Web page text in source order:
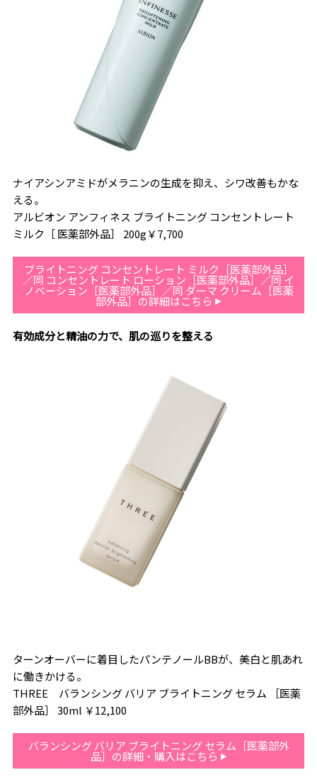
ナイアシンアミドがメラニンの生成を抑え、シワ改善もかな
える。
アルビオン アンフィネス ブライトニング コンセントレート
ミルク［ 医薬部外品］ 200g￥7,700
ブライトニング コンセントレート ミルク［医薬部外品］
／同 コンセントレート ローション［医薬部外品］／同 イ
ノベーション［医薬部外品］／同 ダーマ クリーム［医薬
部外品］の詳細はこちら
有効成分と精油の力で、肌の巡りを整える
ターンオーバーに着目したパンテノールBBが、美白と肌あれ
に働きかける。
THREE バランシング バリア ブライトニング セラム ［医薬
部外品］ 30ml ￥12,100
バランシング バリア ブライトニング セラム［医薬部外
品］の詳細・購入はこちら